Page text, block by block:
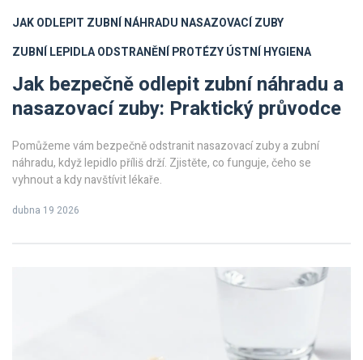
JAK ODLEPIT ZUBNÍ NÁHRADU NASAZOVACÍ ZUBY
ZUBNÍ LEPIDLAODSTRANĚNÍ PROTÉZYÚSTNÍ HYGIENA
Jak bezpečně odlepit zubní náhradu a
nasazovací zuby: Praktický průvodce
Pomůžeme vám bezpečně odstranit nasazovací zuby a zubní
náhradu, když lepidlo příliš drží. Zjistěte, co funguje, čeho se
vyhnout a kdy navštívit lékaře.
dubna 19 2026